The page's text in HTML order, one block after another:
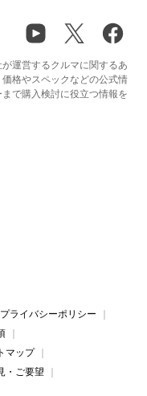
運営するクルマに関するあ
格やスペックなどの公式情
で購入検討に役立つ情報を
プライバシーポリシー
マップ
・ご要望